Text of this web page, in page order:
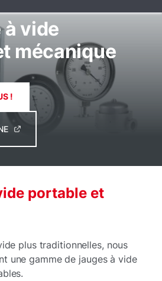
vide
mécanique
!
portable et
plus traditionnelles, nous
une gamme de jauges à vide